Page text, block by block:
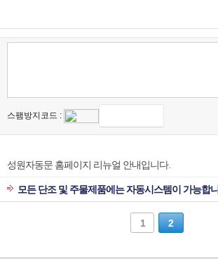
스팸방지코드 :
성원자동문 홈페이지 리뉴얼 안내입니다.
모든 단조 및 주물제품에는 자동시스템이 가능합니
1 2